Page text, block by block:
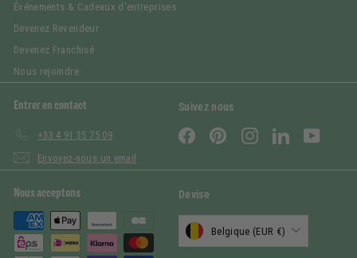
Événements & Cadeaux d'entreprises
Devenez Revendeur
Devenez Franchisé
Nous rejoindre
Entrer en contact
+33 4 91 35 75 09
Envoyez-nous un email
Suivez nous
FacebookPinterestInstagramLinkedIn
Nous acceptons Devise
Belgique (EUR €)